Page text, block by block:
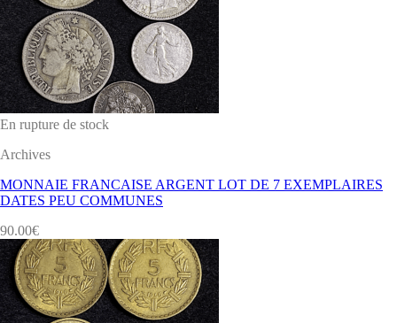
En rupture de stock
Archives
MONNAIE FRANCAISE ARGENT LOT DE 7 EXEMPLAIRES
DATES PEU COMMUNES
90.00€